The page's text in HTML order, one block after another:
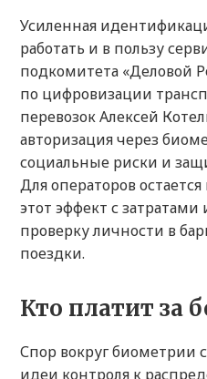
Усиленная
работать и в пользу
подкомитета «Деловой
по цифровизации
перевозок Алексей
авторизация через
социальные риски и
Для операторов
этот эффект с
проверку личности в
поездки.
Кто платит за
Спор вокруг биометрии
идеи контроля к